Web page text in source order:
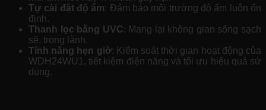
Tự cài đặt độ ẩm: Đảm bảo môi trường độ ẩm luôn ổn
định.
Thanh lọc bằng UVC: Mang lại không gian sống sạch
sẽ, trong lành.
Tính năng hẹn giờ: Kiểm soát thời gian hoạt động của
WDH24WU1, tiết kiệm điện năng và tối ưu hiệu quả sử
dụng.